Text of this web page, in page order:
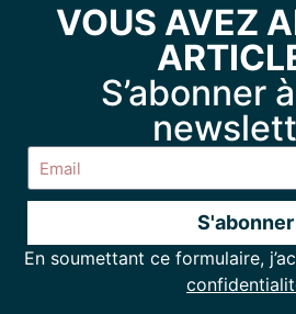
VOUS AVEZ
S’abonner
S'abonner
Alternative:
En soumettant ce formulaire,